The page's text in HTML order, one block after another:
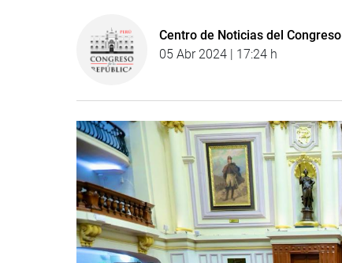
Centro de Noticias del Congreso
05 Abr 2024 | 17:24 h